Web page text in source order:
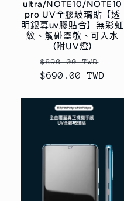
ultra/NOTE10/NOTE10
pro UV全膠玻璃貼【透
明銀幕uv膠貼合】無彩虹
紋、觸碰靈敏、可入水
(附UV燈)
定
價
$890.00 TWD
$690.00 TWD